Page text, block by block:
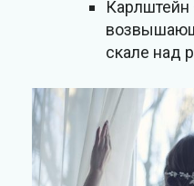
Карлштейн
скале над